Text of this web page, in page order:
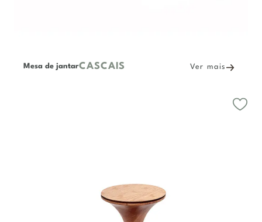
Mesa de jantarCASCAIS Ver mais